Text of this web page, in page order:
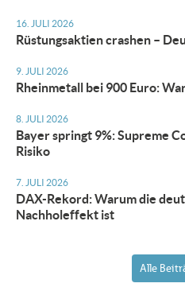
16. JULI 2026
Rüstungsaktien crashen –
9. JULI 2026
Rheinmetall bei 900 Euro:
8. JULI 2026
Bayer springt 9%: Supreme
Risiko
7. JULI 2026
DAX-Rekord: Warum die
Nachholeffekt ist
Alle